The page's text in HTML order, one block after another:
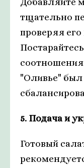
тщательно
проверяя
"Оливье" был
5. Подача и
Готовый